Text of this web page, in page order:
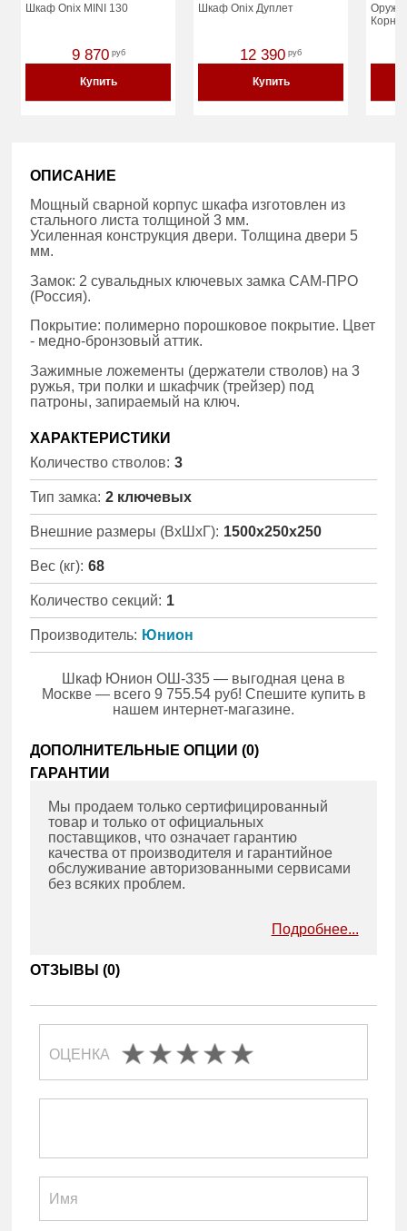
Шкаф Onix MINI 130
9 870 руб
Купить
Шкаф Onix Дуплет
12 390 руб
Купить
ОПИСАНИЕ
Мощный сварной корпус шкафа изготовлен из
стального листа толщиной 3 мм.
Усиленная конструкция двери. Толщина двери 5
мм.
Замок: 2 сувальдных ключевых замка САМ-ПРО
(Россия).
Покрытие: полимерно порошковое покрытие. Цвет
- медно-бронзовый аттик.
Зажимные ложементы (держатели стволов) на 3
ружья, три полки и шкафчик (трейзер) под
патроны, запираемый на ключ.
ХАРАКТЕРИСТИКИ
Количество стволов: 3
Тип замка: 2 ключевых
Внешние размеры (ВхШхГ): 1500x250x250
Вес (кг): 68
Количество секций: 1
Производитель: Юнион
Шкаф Юнион ОШ-335 — выгодная цена в
Москве — всего 9 755.54 руб! Спешите купить в
нашем интернет-магазине.
ДОПОЛНИТЕЛЬНЫЕ ОПЦИИ (0)
ГАРАНТИИ
Мы продаем только сертифицированный
товар и только от официальных
поставщиков, что означает гарантию
качества от производителя и гарантийное
обслуживание авторизованными сервисами
без всяких проблем.
Подробнее...
ОТЗЫВЫ (0)
ОЦЕНКА